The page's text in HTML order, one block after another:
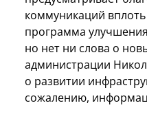
коммуникаций вплоть
программа
но нет ни слова о
администрации
о развитии
сожалению,